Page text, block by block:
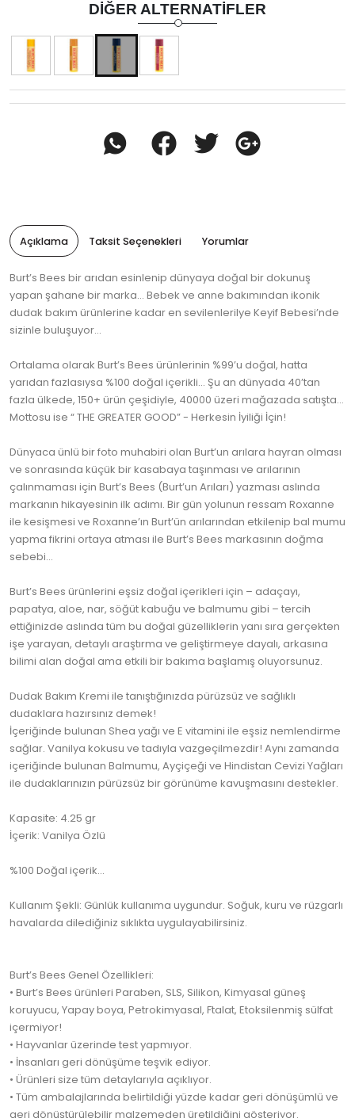
DIĞER ALTERNATIFLER
Açıklama Taksit Seçenekleri Yorumlar
Burt’s Bees bir arıdan esinlenip dünyaya doğal bir dokunuş
yapan şahane bir marka… Bebek ve anne bakımından ikonik
dudak bakım ürünlerine kadar en sevilenlerilye Keyif Bebesi’nde
sizinle buluşuyor…
Ortalama olarak Burt’s Bees ürünlerinin %99’u doğal, hatta
yarıdan fazlasıysa %100 doğal içerikli… Şu an dünyada 40’tan
fazla ülkede, 150+ ürün çeşidiyle, 40000 üzeri mağazada satışta…
Mottosu ise “ THE GREATER GOOD” - Herkesin İyiliği İçin!
Dünyaca ünlü bir foto muhabiri olan Burt’un arılara hayran olması
ve sonrasında küçük bir kasabaya taşınması ve arılarının
çalınmaması için Burt’s Bees (Burt’un Arıları) yazması aslında
markanın hikayesinin ilk adımı. Bir gün yolunun ressam Roxanne
ile kesişmesi ve Roxanne’ın Burt’ün arılarından etkilenip bal mumu
yapma fikrini ortaya atması ile Burt’s Bees markasının doğma
sebebi…
Burt’s Bees ürünlerini eşsiz doğal içerikleri için – adaçayı,
papatya, aloe, nar, söğüt kabuğu ve balmumu gibi – tercih
ettiğinizde aslında tüm bu doğal güzelliklerin yanı sıra gerçekten
işe yarayan, detaylı araştırma ve geliştirmeye dayalı, arkasına
bilimi alan doğal ama etkili bir bakıma başlamış oluyorsunuz.
Dudak Bakım Kremi ile tanıştığınızda pürüzsüz ve sağlıklı
dudaklara hazırsınız demek!
İçeriğinde bulunan Shea yağı ve E vitamini ile eşsiz nemlendirme
sağlar. Vanilya kokusu ve tadıyla vazgeçilmezdir! Aynı zamanda
içeriğinde bulunan Balmumu, Ayçiçeği ve Hindistan Cevizi Yağları
ile dudaklarınızın pürüzsüz bir görünüme kavuşmasını destekler.
Kapasite: 4.25 gr
İçerik: Vanilya Özlü
%100 Doğal içerik…
Kullanım Şekli: Günlük kullanıma uygundur. Soğuk, kuru ve rüzgarlı
havalarda dilediğiniz sıklıkta uygulayabilirsiniz.
Burt’s Bees Genel Özellikleri:
• Burt’s Bees ürünleri Paraben, SLS, Silikon, Kimyasal güneş
koruyucu, Yapay boya, Petrokimyasal, Ftalat, Etoksilenmiş sülfat
içermiyor!
• Hayvanlar üzerinde test yapmıyor.
• İnsanları geri dönüşüme teşvik ediyor.
• Ürünleri size tüm detaylarıyla açıklıyor.
• Tüm ambalajlarında belirtildiği yüzde kadar geri dönüşümlü ve
geri dönüştürülebilir malzemeden üretildiğini gösteriyor.